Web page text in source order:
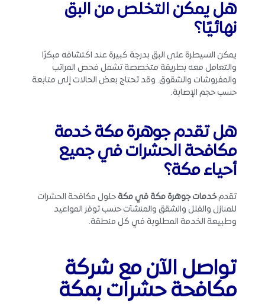
هل يمكن التخلص من البق
نهائيًا؟
يمكن السيطرة على البق بدرجة كبيرة عند اكتشافه مبكرًا
والتعامل معه بطريقة متخصصة تشمل فحص المراتب
والمفروشات والشقوق. وقد تحتاج بعض الحالات إلى متابعة
حسب حجم الإصابة.
هل تقدم جوهرة مكة خدمة
مكافحة الحشرات في جميع
أحياء مكة؟
تقدمخدمات جوهرة مكة في مكة حلول مكافحة الحشرات
للمنازل والفلل والشقق والمنشآت حسب توفر المواعيد
وطبيعة الخدمة المطلوبة في كل منطقة.
تواصل الآن مع شركة
مكافحة حشرات بمكة